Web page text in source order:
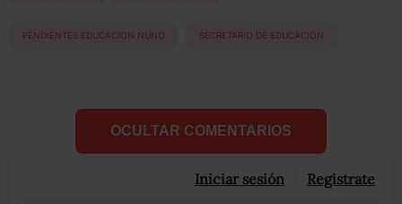
PENDIENTES EDUCACION NUNO SECRETARIO DE EDUCACIÓN
OCULTAR COMENTARIOS
Iniciar sesión Registrate